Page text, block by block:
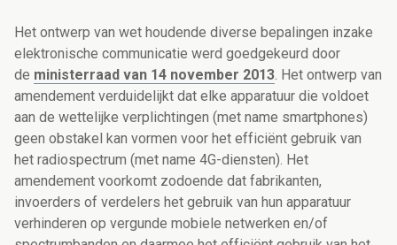
Het ontwerp van wet houdende diverse bepalingen inzake
elektronische communicatie werd goedgekeurd door
de ministerraad van 14 november 2013. Het ontwerp van
amendement verduidelijkt dat elke apparatuur die voldoet
aan de wettelijke verplichtingen (met name smartphones)
geen obstakel kan vormen voor het efficiënt gebruik van
het radiospectrum (met name 4G-diensten). Het
amendement voorkomt zodoende dat fabrikanten,
invoerders of verdelers het gebruik van hun apparatuur
verhinderen op vergunde mobiele netwerken en/of